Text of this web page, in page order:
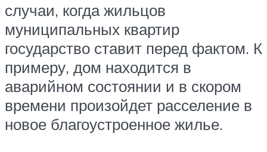
случаи, когда жильцов
муниципальных квартир
государство ставит перед фактом. К
примеру, дом находится в
аварийном состоянии и в скором
времени произойдет расселение в
новое благоустроенное жилье.